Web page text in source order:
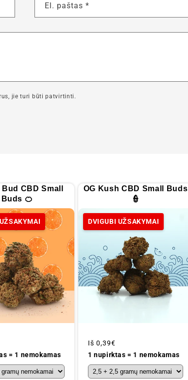
El. paštas *
jie turi būti patvirtinti.
CBD Small
Buds 🍊
= 1 nemokamas
OG Kush CBD Small Buds
👮
DVIGUBI UŽSAKYMAI
Įprastinė
kaina
Iš 0,39€
1 nupirktas = 1 nemokamas